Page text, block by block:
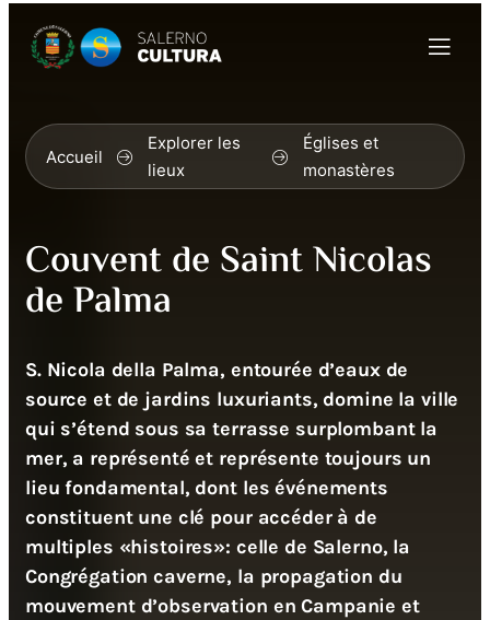
Accueil
Explorer les
lieux
Églises et
monastères
Couvent de Saint Nicolas
de Palma
S. Nicola della Palma, entourée d’eaux de
source et de jardins luxuriants, domine la ville
qui s’étend sous sa terrasse surplombant la
mer, a représenté et représente toujours un
lieu fondamental, dont les événements
constituent une clé pour accéder à de
multiples «histoires»: celle de Salerno, la
Congrégation caverne, la propagation du
mouvement d’observation en Campanie et